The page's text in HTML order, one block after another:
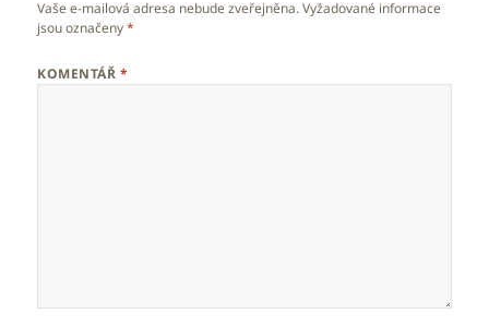
Vaše e-mailová adresa nebude zveřejněna. Vyžadované informace
jsou označeny*
KOMENTÁŘ *